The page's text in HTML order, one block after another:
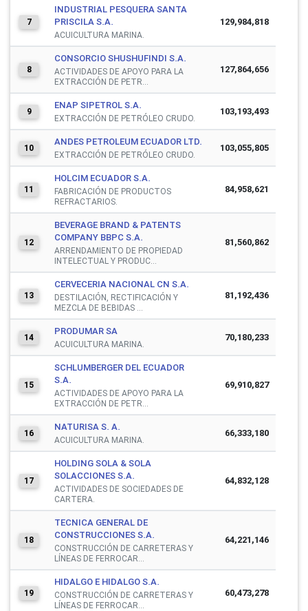
7
INDUSTRIAL PESQUERA SANTA
PRISCILA S.A.
ACUICULTURA MARINA.
129,984,818
8
CONSORCIO SHUSHUFINDI S.A.
ACTIVIDADES DE APOYO PARA LA
EXTRACCIÓN DE PETR...
127,864,656
9
ENAP SIPETROL S.A.
EXTRACCIÓN DE PETRÓLEO CRUDO.
103,193,493
10
ANDES PETROLEUM ECUADOR LTD.
EXTRACCIÓN DE PETRÓLEO CRUDO.
103,055,805
11
HOLCIM ECUADOR S.A.
FABRICACIÓN DE PRODUCTOS
REFRACTARIOS.
84,958,621
12
BEVERAGE BRAND & PATENTS
COMPANY BBPC S.A.
ARRENDAMIENTO DE PROPIEDAD
INTELECTUAL Y PRODUC...
81,560,862
13
CERVECERIA NACIONAL CN S.A.
DESTILACIÓN, RECTIFICACIÓN Y
MEZCLA DE BEBIDAS ...
81,192,436
14
PRODUMAR SA
ACUICULTURA MARINA.
70,180,233
15
SCHLUMBERGER DEL ECUADOR
S.A.
ACTIVIDADES DE APOYO PARA LA
EXTRACCIÓN DE PETR...
69,910,827
16
NATURISA S. A.
ACUICULTURA MARINA.
66,333,180
17
HOLDING SOLA & SOLA
SOLACCIONES S.A.
ACTIVIDADES DE SOCIEDADES DE
CARTERA.
64,832,128
18
TECNICA GENERAL DE
CONSTRUCCIONES S.A.
CONSTRUCCIÓN DE CARRETERAS Y
LÍNEAS DE FERROCAR...
64,221,146
19
HIDALGO E HIDALGO S.A.
CONSTRUCCIÓN DE CARRETERAS Y
LÍNEAS DE FERROCAR...
60,473,278